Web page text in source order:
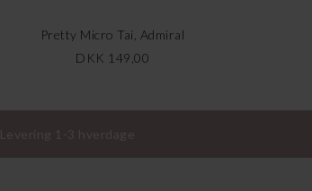
Pretty Micro Tai, Admiral
DKK 149,00
Levering 1-3 hverdage